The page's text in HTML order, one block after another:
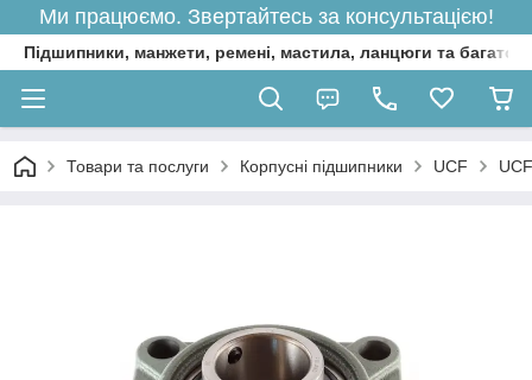
Ми працюємо. Звертайтесь за консультацією!
Підшипники, манжети, ремені, мастила, ланцюги та багато
Товари та послуги Корпусні підшипники UCF